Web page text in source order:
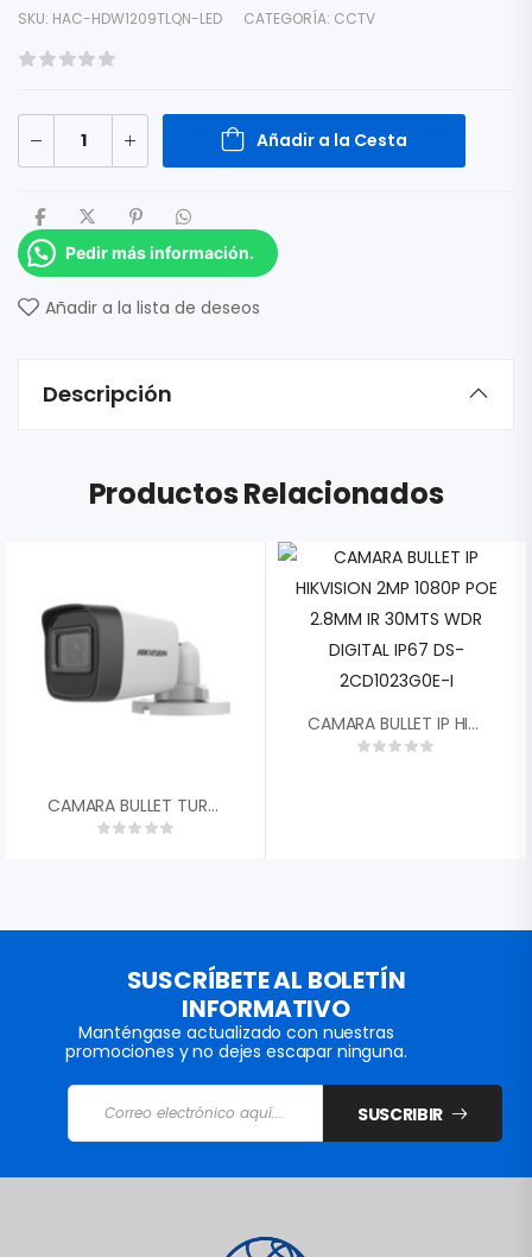
SKU: HAC-HDW1209TLQN-LED CATEGORÍA: CCTV
Añadir a la Cesta
Pedir más información.
Añadir a la lista de deseos
Descripción
Productos Relacionados
CAMARA BULLET TURBO HD HIKVISION 2MP 1080P 2.8MM CON AUDIO EXIR LEDS 25MTS SAMRT IR IP67 DS-2CE16D0T-ITPFS
CAMARA BULLET IP HIKVISION 2MP 1080P POE 2.8MM IR 30MTS WDR DIGITAL IP67 DS-2CD1023G0E-I
SUSCRÍBETE AL BOLETÍN
INFORMATIVO
Manténgase actualizado con nuestras
promociones y no dejes escapar ninguna.
SUSCRIBIR